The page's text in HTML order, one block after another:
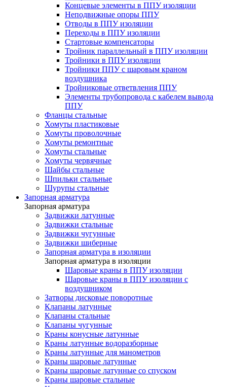
Концевые элементы в ППУ изоляции
Неподвижные опоры ППУ
Отводы в ППУ изоляции
Переходы в ППУ изоляции
Стартовые компенсаторы
Тройник параллельный в ППУ изоляции
Тройники в ППУ изоляции
Тройники ППУ с шаровым краном
воздушника
Тройниковые ответвления ППУ
Элементы трубопровода с кабелем вывода
ППУ
Фланцы стальные
Хомуты пластиковые
Хомуты проволочные
Хомуты ремонтные
Хомуты стальные
Хомуты червячные
Шайбы стальные
Шпильки стальные
Шурупы стальные
Запорная арматура
Запорная арматура
Задвижки латунные
Задвижки стальные
Задвижки чугунные
Задвижки шиберные
Запорная арматура в изоляции
Запорная арматура в изоляции
Шаровые краны в ППУ изоляции
Шаровые краны в ППУ изоляции с
воздушником
Затворы дисковые поворотные
Клапаны латунные
Клапаны стальные
Клапаны чугунные
Краны конусные латунные
Краны латунные водоразборные
Краны латунные для манометров
Краны шаровые латунные
Краны шаровые латунные со спуском
Краны шаровые стальные